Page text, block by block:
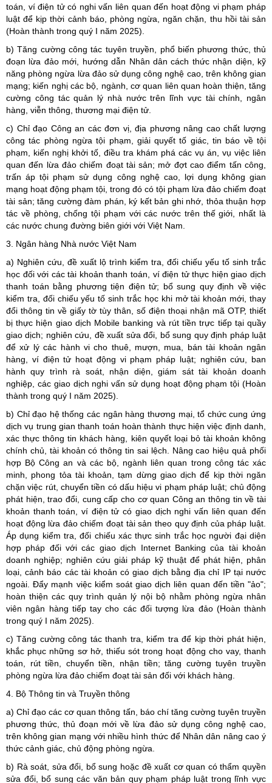
toán, ví điện tử có nghi vấn liên quan đến hoạt động vi phạm pháp
luật để kịp thời cảnh báo, phòng ngừa, ngăn chặn, thu hồi tài sản
(Hoàn thành trong quý I năm 2025).
b) Tăng cường công tác tuyên truyền, phổ biến phương thức, thủ
đoạn lừa đảo mới, hướng dẫn Nhân dân cách thức nhận diện, kỹ
năng phòng ngừa lừa đảo sử dụng công nghệ cao, trên không gian
mạng; kiến nghị các bộ, ngành, cơ quan liên quan hoàn thiện, tăng
cường công tác quản lý nhà nước trên lĩnh vực tài chính, ngân
hàng, viễn thông, thương mại điện tử.
c) Chỉ đạo Công an các đơn vị, địa phương nâng cao chất lượng
công tác phòng ngừa tội phạm, giải quyết tố giác, tin báo về tội
phạm, kiến nghị khởi tố, điều tra khám phá các vụ án, vụ việc liên
quan đến lừa đảo chiếm đoạt tài sản; mở đợt cao điểm tấn công,
trấn áp tội phạm sử dụng công nghệ cao, lợi dụng không gian
mạng hoạt động phạm tội, trong đó có tội phạm lừa đảo chiếm đoạt
tài sản; tăng cường đàm phán, ký kết bản ghi nhớ, thỏa thuận hợp
tác về phòng, chống tội phạm với các nước trên thế giới, nhất là
các nước chung đường biên giới với Việt Nam.
3. Ngân hàng Nhà nước Việt Nam
a) Nghiên cứu, đề xuất lộ trình kiểm tra, đối chiếu yếu tố sinh trắc
học đối với các tài khoản thanh toán, ví điện tử thực hiện giao dịch
thanh toán bằng phương tiện điện tử; bổ sung quy định về việc
kiểm tra, đối chiếu yếu tố sinh trắc học khi mở tài khoản mới, thay
đổi thông tin về giấy tờ tùy thân, số điện thoại nhận mã OTP, thiết
bị thực hiện giao dịch Mobile banking và rút tiền trực tiếp tại quầy
giao dịch; nghiên cứu, đề xuất sửa đổi, bổ sung quy định pháp luật
để xử lý các hành vi cho thuê, mượn, mua, bán tài khoản ngân
hàng, ví điện tử hoạt động vi phạm pháp luật; nghiên cứu, ban
hành quy trình rà soát, nhận diện, giám sát tài khoản doanh
nghiệp, các giao dịch nghi vấn sử dụng hoạt động phạm tội (Hoàn
thành trong quý I năm 2025).
b) Chỉ đạo hệ thống các ngân hàng thương mại, tổ chức cung ứng
dịch vụ trung gian thanh toán hoàn thành thực hiện việc định danh,
xác thực thông tin khách hàng, kiên quyết loại bỏ tài khoản không
chính chủ, tài khoản có thông tin sai lệch. Nâng cao hiệu quả phối
hợp Bộ Công an và các bộ, ngành liên quan trong công tác xác
minh, phong tỏa tài khoản, tạm dừng giao dịch để kịp thời ngăn
chặn việc rút, chuyển tiền có dấu hiệu vi phạm pháp luật; chủ động
phát hiện, trao đổi, cung cấp cho cơ quan Công an thông tin về tài
khoản thanh toán, ví điện tử có giao dịch nghi vấn liên quan đến
hoạt động lừa đảo chiếm đoạt tài sản theo quy định của pháp luật.
Áp dụng kiểm tra, đối chiếu xác thực sinh trắc học người đại diện
hợp pháp đối với các giao dịch Internet Banking của tài khoản
doanh nghiệp; nghiên cứu giải pháp kỹ thuật để phát hiện, phân
loại, cảnh báo các tài khoản có giao dịch bằng địa chỉ IP tại nước
ngoài. Đẩy mạnh việc kiểm soát giao dịch liên quan đến tiền "ảo";
hoàn thiện các quy trình quản lý nội bộ nhằm phòng ngừa nhân
viên ngân hàng tiếp tay cho các đối tượng lừa đảo (Hoàn thành
trong quý I năm 2025).
c) Tăng cường công tác thanh tra, kiểm tra để kịp thời phát hiện,
khắc phục những sơ hở, thiếu sót trong hoạt động cho vay, thanh
toán, rút tiền, chuyển tiền, nhận tiền; tăng cường tuyên truyền
phòng ngừa lừa đảo chiếm đoạt tài sản đối với khách hàng.
4. Bộ Thông tin và Truyền thông
a) Chỉ đạo các cơ quan thông tấn, báo chí tăng cường tuyên truyền
phương thức, thủ đoạn mới về lừa đảo sử dụng công nghệ cao,
trên không gian mạng với nhiều hình thức để Nhân dân nâng cao ý
thức cảnh giác, chủ động phòng ngừa.
b) Rà soát, sửa đổi, bổ sung hoặc đề xuất cơ quan có thẩm quyền
sửa đổi, bổ sung các văn bản quy phạm pháp luật trong lĩnh vực